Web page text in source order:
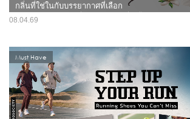
กลิ่นที่ใช่ในกับบรรยากาศที่เลือก
หน้าร้อนไม่ได้เป็นแค่เรื่องของอุณหภูมิที่สูงขึ้น แต่คือช่วงเวล
แสง สี และตัวตนของเราเอง รวมถึงกลิ่นที่เราเลือกใช้ในแต่ล
08.04.69
Must Have